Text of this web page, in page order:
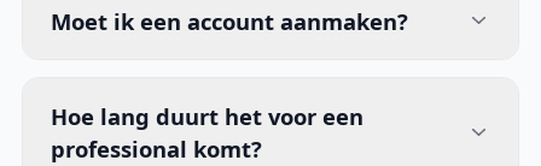
Moet ik een account aanmaken?
Hoe lang duurt het voor een
professional komt?